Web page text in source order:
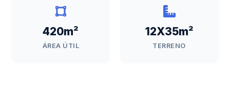
420m²
ÁREA ÚTIL
12X35m²
TERRENO